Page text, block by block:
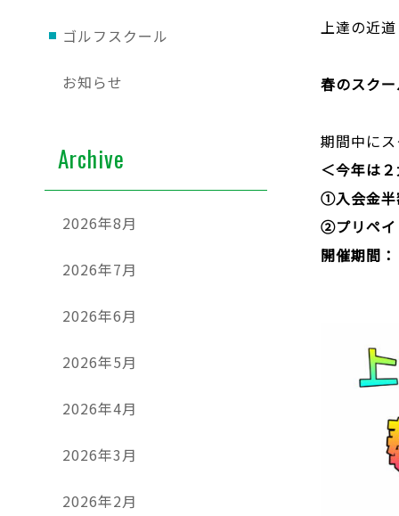
上達の近
春のスク
期間中に
＜今年は
①入会金
②プリペイ
開催期間
ゴルフスクール
お知らせ
Archive
2026年8月
2026年7月
2026年6月
2026年5月
2026年4月
2026年3月
2026年2月